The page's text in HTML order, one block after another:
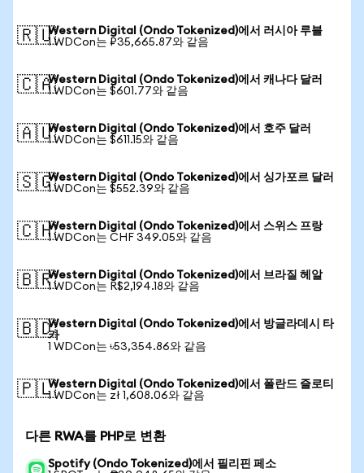
🇷🇺Western Digital (Ondo Tokenized)에서 러시아 루블
1 WDCon는 ₽35,665.87와 같음
🇨🇦Western Digital (Ondo Tokenized)에서 캐나다 달러
1 WDCon는 $601.77와 같음
🇦🇺Western Digital (Ondo Tokenized)에서 호주 달러
1 WDCon는 $611.15와 같음
🇸🇬Western Digital (Ondo Tokenized)에서 싱가포르 달러
1 WDCon는 $552.39와 같음
🇨🇭Western Digital (Ondo Tokenized)에서 스위스 프랑
1 WDCon는 CHF 349.05와 같음
🇧🇷Western Digital (Ondo Tokenized)에서 브라질 헤알
1 WDCon는 R$2,194.18와 같음
🇧🇩Western Digital (Ondo Tokenized)에서 방글라데시 타
카
1 WDCon는 ৳53,354.86와 같음
🇵🇱Western Digital (Ondo Tokenized)에서 폴란드 즐로티
1 WDCon는 zł 1,608.06와 같음
다른 RWA를 PHP로 변환
Spotify (Ondo Tokenized)에서 필리핀 페소